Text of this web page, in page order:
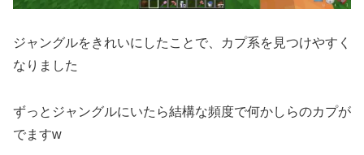
ジャングルをきれいにしたことで、カプ系を見つけやすく
なりました
ずっとジャングルにいたら結構な頻度で何かしらのカプが
でますw